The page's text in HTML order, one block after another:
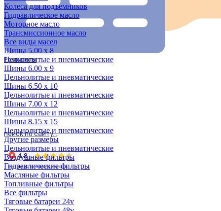
Реквизиты
Скачать типовой договор
Реквизиты
Блог
Вакансии
Контакты
поиск по сайту...
Колеса для подъемников
Гидравлическое масло
Моторное масло
Трансмиссионное масло
Все виды масел
Шины 5.00 x 8
Цельнолитые и пневматические
Шины 6.00 x 9
Цельнолитые и пневматические
Шины 6.50 x 10
Цельнолитые и пневматические
Шины 7.00 x 12
Цельнолитые и пневматические
Шины 8.15 x 15
Цельнолитые и пневматические
Другие размеры
Цельнолитые и пневматические
Воздушные фильтры
Гидравлические фильтры
Масляные фильтры
Топливные фильтры
Все фильтры
Тяговые батареи 24v